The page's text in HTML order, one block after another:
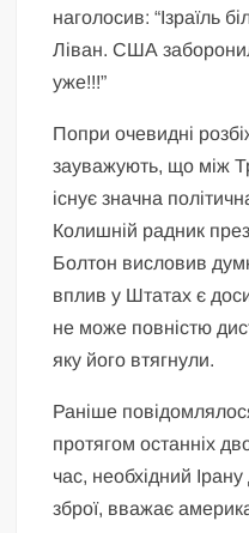
наголосив: “Ізраїль
Ліван. США
уже!!!”
Попри очевидні
зауважують, що між
існує значна
Колишній радник
Болтон висловив
вплив у Штатах є
не може повністю
яку його втягнули.
Раніше
протягом останніх
час, необхідний
зброї, вважає